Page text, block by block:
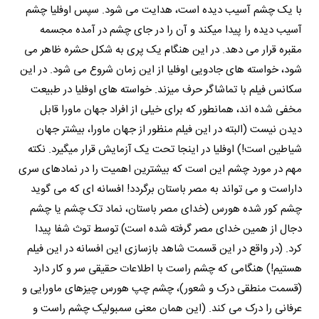
با یک چشم آسیب دیده است، هدایت می شود. سپس اوفلیا چشم
آسیب دیده را پیدا میکند و آن را در جای چشم در آمده مجسمه
مقبره قرار می دهد. در این هنگام یک پری به شکل حشره ظاهر می
شود، خواسته های جادویی اوفلیا از این زمان شروع می شود. در این
سکانس فیلم با تماشاگر حرف میزند. خواسته های اوفلیا در طبیعت
مخفی شده اند، همانطور که برای خیلی از افراد جهان ماورا قابل
دیدن نیست (البته در این فیلم منظور از جهان ماورا، بیشتر جهان
شیاطین است!) اوفلیا در اینجا تحت یک آزمایش قرار میگیرد. نکته
مهم در مورد چشم این است که بیشترین اهمیت را در نمادهای سری
داراست و می تواند به مصر باستان برگردد! افسانه ای که می گوید
چشم کور شده هورس (خدای مصر باستان، نماد تک چشم یا چشم
دجال از همین خدای مصر گرفته شده است) توسط توث شفا پیدا
کرد. (در واقع در این قسمت شاهد بازسازی این افسانه در این فیلم
هستیم!) هنگامی که چشم راست با اطلاعات حقیقی سر و کار دارد
(قسمت منطقی درک و شعور)، چشم چپ هورس چیزهای ماورایی و
عرفانی را درک می کند. (این همان معنی سمبولیک چشم راست و